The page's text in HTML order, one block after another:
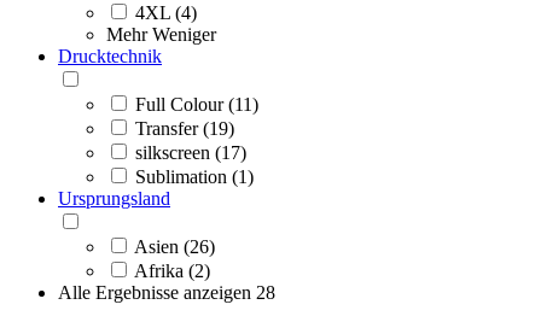
4XL (4)
Mehr Weniger
Drucktechnik
Full Colour (11)
Transfer (19)
silkscreen (17)
Sublimation (1)
Ursprungsland
Asien (26)
Afrika (2)
Alle Ergebnisse anzeigen 28